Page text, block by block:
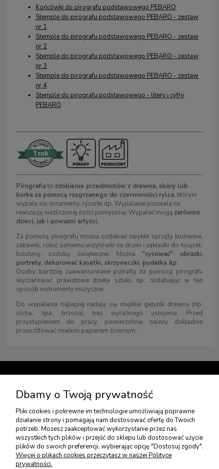
Końcówki do pirografu podstawowego PEBARO
Stemple do pirografu podstawowego PEBARO - zestaw
nr 1
Stemple do pirografu podstawowego PEBARO - zestaw
nr 2
Stemple do pirografu podstawowego PEBARO - zestaw
nr 3
Stemple do pirografu podstawowego PEBARO - zestaw
nr 4
Stemple do pirografu podstawowego - litery i cyfry
PEBARO
Pirografiato zdobienie przedmiotów z drewna, skóry lub
korka za pomocą rozgrzanego do czerwoności rylca, którym
wypala się ornamenty, rysunki itp. Wypalanie pozwala na
realizację niezliczonej ilości pomysłów. Wypalać mogą zarówno
dzieci, jak i poważni artyści.
Za pomocą pirografu można ozdabiać zwykłe sprzęty kuchenne,
zabawki, robić samemu wizytówki na drzwi i zakładki do książek,
biżuterię, ozdoby świąteczne. Można "rysować" obrazki,
portrety, dekorować kasetki, skrzyneczki, pudełka itp.
Osoby bardziej zaawansowane potrafią za pomocą pirografu
wyczarować prawdziwe dzieła sztuki, np. ozdabiając w ten
sposób instrumenty muzyczne.
Do wypalania najlepiej nadają się miękkie gatunki drewna (np.
olcha, lipa, brzoza), bez wyraźnego usłojenia. Przed
przystąpieniem do pracy, powierzchnię należy dokładnie
przeszlifować miałkim papierem ściernym.
USŁUGI DODATKOWE
PŁATNOŚCI I DOSTAWA
Dbamy o Twoją prywatność
Pliki cookies i pokrewne im technologie umożliwiają poprawne
działanie strony i pomagają nam dostosować ofertę do Twoich
potrzeb. Możesz zaakceptować wykorzystanie przez nas
wszystkich tych plików i przejść do sklepu lub dostosować użycie
plików do swoich preferencji, wybierając opcję "Dostosuj zgody".
Więcej o plikach cookies przeczytasz w naszej Polityce
prywatności.